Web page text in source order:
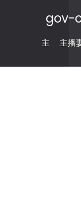
gov-
主 主播